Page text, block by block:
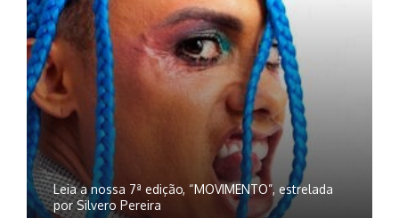
Leia a nossa 7ª edição, “MOVIMENTO”, estrelada
por Silvero Pereira